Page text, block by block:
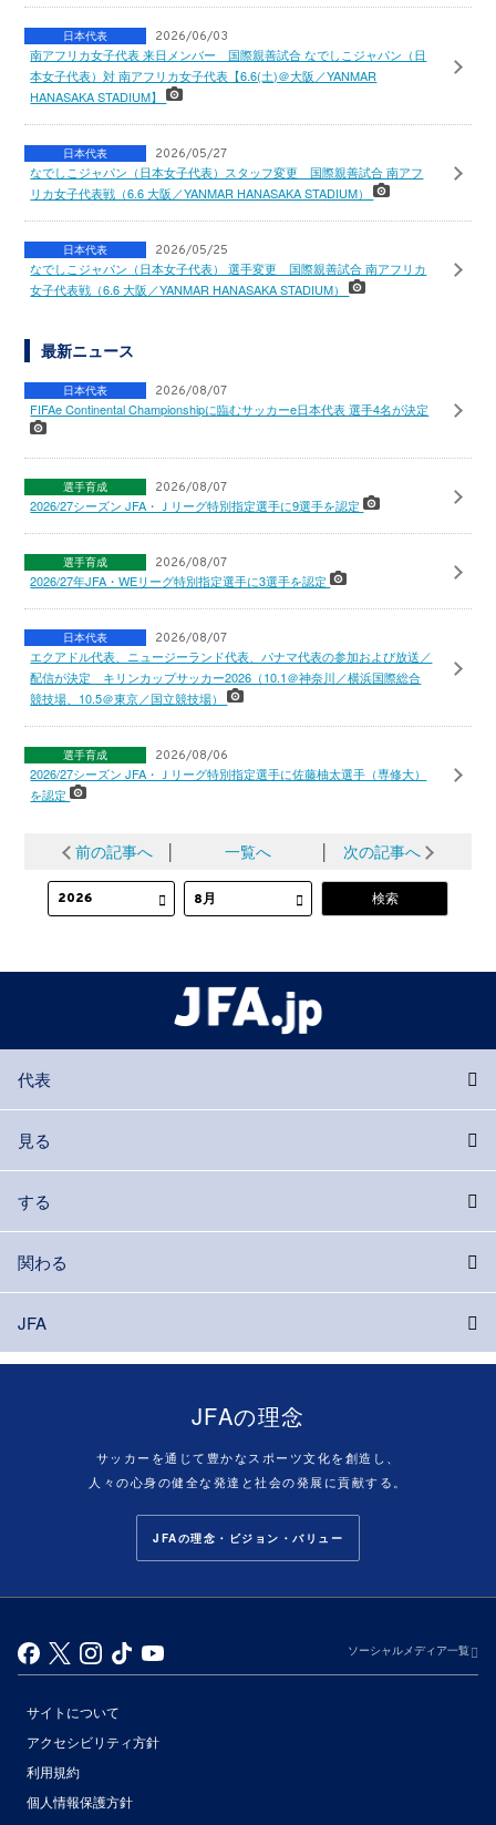
日本代表 2026/06/03
南アフリカ女子代表 来日メンバー 国際親善試合 なでしこジャパン（日
本女子代表）対 南アフリカ女子代表【6.6(土)＠大阪／YANMAR
HANASAKA STADIUM】
日本代表 2026/05/27
なでしこジャパン（日本女子代表）スタッフ変更 国際親善試合 南アフ
リカ女子代表戦（6.6 大阪／YANMAR HANASAKA STADIUM）
日本代表 2026/05/25
なでしこジャパン（日本女子代表） 選手変更 国際親善試合 南アフリカ
女子代表戦（6.6 大阪／YANMAR HANASAKA STADIUM）
最新ニュース
日本代表 2026/08/07
FIFAe Continental Championshipに臨むサッカーe日本代表 選手4名が決定
選手育成 2026/08/07
2026/27シーズン JFA・Ｊリーグ特別指定選手に9選手を認定
選手育成 2026/08/07
2026/27年JFA・WEリーグ特別指定選手に3選手を認定
日本代表 2026/08/07
エクアドル代表、ニュージーランド代表、パナマ代表の参加および放送／
配信が決定 キリンカップサッカー2026（10.1＠神奈川／横浜国際総合
競技場、10.5＠東京／国立競技場）
選手育成 2026/08/06
2026/27シーズン JFA・Ｊリーグ特別指定選手に佐藤柚太選手（専修大）
を認定
前の記事へ 一覧へ 次の記事へ
代表
見る
する
関わる
JFA
JFAの理念
サッカーを通じて豊かなスポーツ文化を創造し、
人々の心身の健全な発達と社会の発展に貢献する。
JFAの理念・ビジョン・バリュー
ソーシャルメディア一覧
サイトについて
アクセシビリティ方針
利用規約
個人情報保護方針